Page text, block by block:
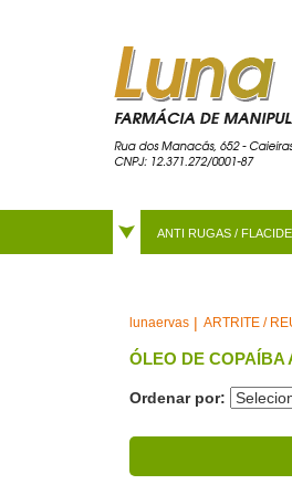
ANTI RUGAS /
lunaervas ARTRITE /
ÓLEO DE COPAÍBA
Ordenar por: